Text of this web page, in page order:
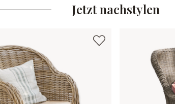
Jetzt nachstylen